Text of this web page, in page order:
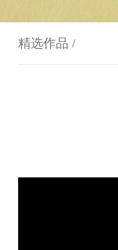
精选作品 /